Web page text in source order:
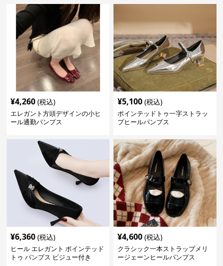
¥4,260 (税込)
エレガント方頭デザインの小ヒ
ール通勤パンプス
¥5,100 (税込)
ポインテッドトゥ一字ストラッ
プヒールパンプス
¥6,360 (税込)
ヒール エレガント ポインテッド
トゥ パンプス ビジュー付き
¥4,600 (税込)
クラシック一本ストラップメリ
ージェーンヒールパンプス